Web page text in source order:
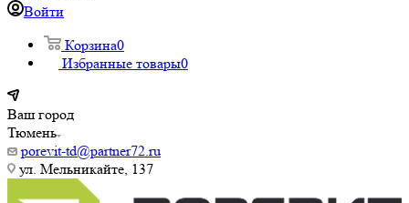
Войти
Корзина0
Избранные товары0
Ваш город
Тюмень
porevit-td@partner72.ru
ул. Мельникайте, 137